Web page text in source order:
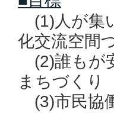
(1)人が集
化交流空間
(2)誰もが
まちづくり
(3)市民協